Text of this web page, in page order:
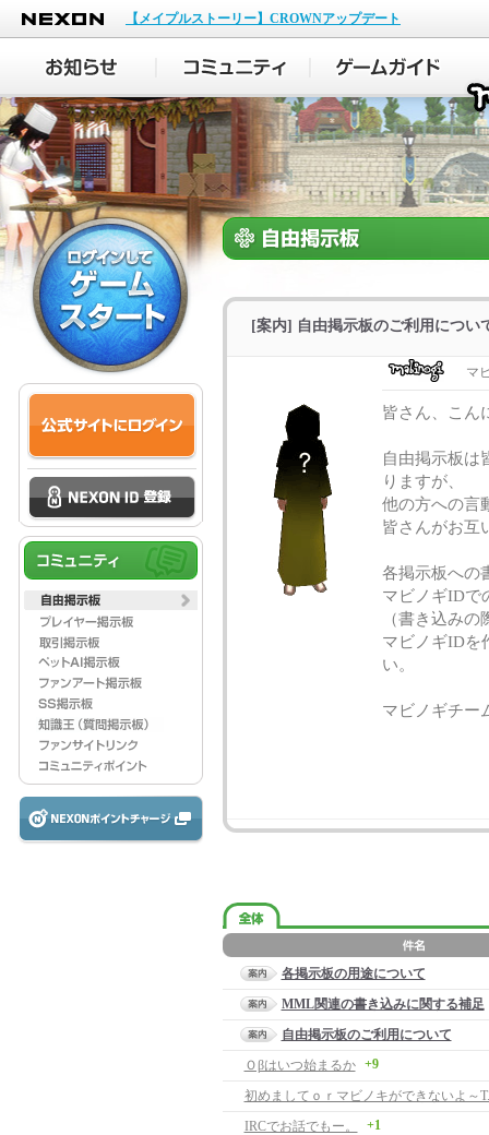
NEXON
【メイプルストーリー】CROWNアップデート
[案内] 自由掲示板のご利用につい
マ
皆さん、こん
自由掲示板は
りますが、
他の方への言
皆さんがお互
各掲示板への
マビノギIDで
（書き込み
マビノギIDを
い。
マビノギチー
各掲示板の用途について
MML関連の書き込みに関する補足
自由掲示板のご利用について
Ｏβはいつ始まるか
+9
初めましてｏｒマビノキができないよ～
IRCでお話でもー。
+1